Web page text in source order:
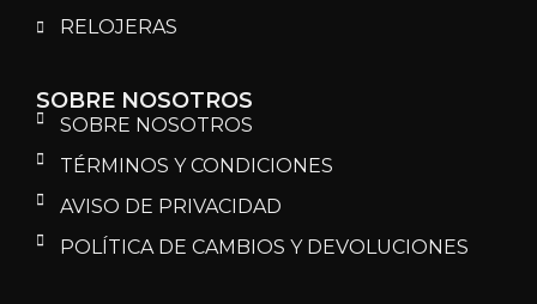
RELOJERAS
SOBRE NOSOTROS
SOBRE NOSOTROS
TÉRMINOS Y CONDICIONES
AVISO DE PRIVACIDAD
POLÍTICA DE CAMBIOS Y DEVOLUCIONES